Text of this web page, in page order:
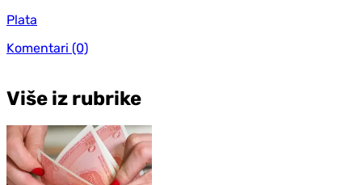
Plata
Komentari (0)
Više iz rubrike